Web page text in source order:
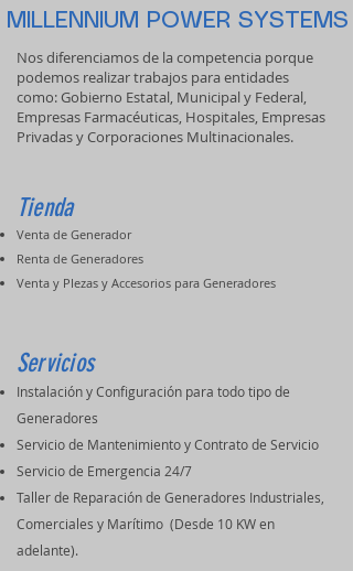
MILLENNIUM POWER SYSTEMS
Nos diferenciamos de la competencia porque
podemos realizar trabajos para entidades
como: Gobierno Estatal, Municipal y Federal,
Empresas Farmacéuticas, Hospitales, Empresas
Privadas y Corporaciones Multinacionales.
Tienda
Venta de Generador
Renta de Generadores
Venta y PIezas y Accesorios para Generadores
Servicios
Instalación y Configuración para todo tipo de
Generadores
Servicio de Mantenimiento y Contrato de Servicio
Servicio de Emergencia 24/7
Taller de Reparación de Generadores Industriales,
Comerciales y Marítimo (Desde 10 KW en
adelante).